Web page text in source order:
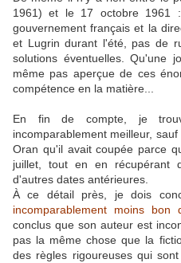
1961) et le 17 octobre 1961
gouvernement français et la
et Lugrin durant l'été, pas de
solutions éventuelles. Qu'une
même pas aperçue de ces
compétence en la matière...
En fin de compte, je
incomparablement meilleur,
Oran qu'il avait coupée parce
juillet, tout en en récupérant
d'autres dates antérieures.
À ce détail près, je dois
incomparablement moins bon
conclus que son auteur est
pas la même chose que la
des règles rigoureuses qui